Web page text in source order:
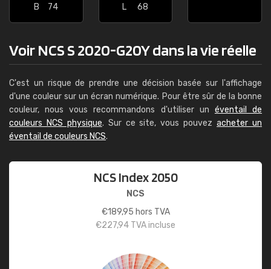
B
74
L
68
Voir NCS S 2020-G20Y dans la vie réelle
C'est un risque de prendre une décision basée sur l'affichage
d'une couleur sur un écran numérique. Pour être sûr de la bonne
couleur, nous vous recommandons d'utiliser un éventail de
couleurs NCS physique. Sur ce site, vous pouvezacheter un
éventail de couleurs NCS.
NCS Index 2050
NCS
€189,95 hors TVA
€227,94 TVA incluse